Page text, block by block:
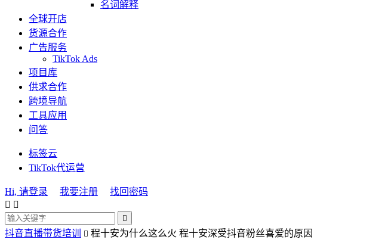
名词解释
全球开店
货源合作
广告服务
TikTok Ads
项目库
供求合作
跨境导航
工具应用
问答
标签云
TikTok代运营
Hi, 请登录 我要注册
找回密码
 

抖音直播带货培训  程十安为什么这么火 程十安深受抖音粉丝喜爱的原因